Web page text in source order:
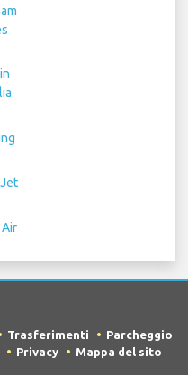
Trasferimenti
Parcheggio
Privacy Mappa del sito